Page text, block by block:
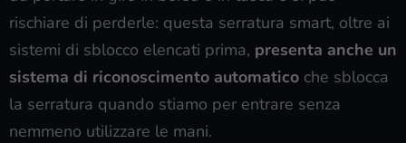
rischiare di perderle: questa serratura smart, oltre ai
sistemi di sblocco elencati prima, presenta anche un
sistema di riconoscimento automatico che sblocca
la serratura quando stiamo per entrare senza
nemmeno utilizzare le mani.